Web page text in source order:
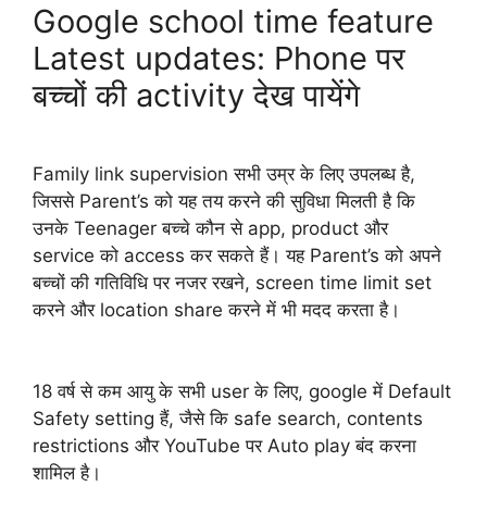
Google school time feature
Latest updates: Phone पर
बच्चों की activity देख पायेंगे
Family link supervision सभी उम्र के लिए उपलब्ध है,
जिससे Parent’s को यह तय करने की सुविधा मिलती है कि
उनके Teenager बच्चे कौन से app, product और
service को access कर सकते हैं। यह Parent’s को अपने
बच्चों की गतिविधि पर नजर रखने, screen time limit set
करने और location share करने में भी मदद करता है।
18 वर्ष से कम आयु के सभी user के लिए, google में Default
Safety setting हैं, जैसे कि safe search, contents
restrictions और YouTube पर Auto play बंद करना
शामिल है।